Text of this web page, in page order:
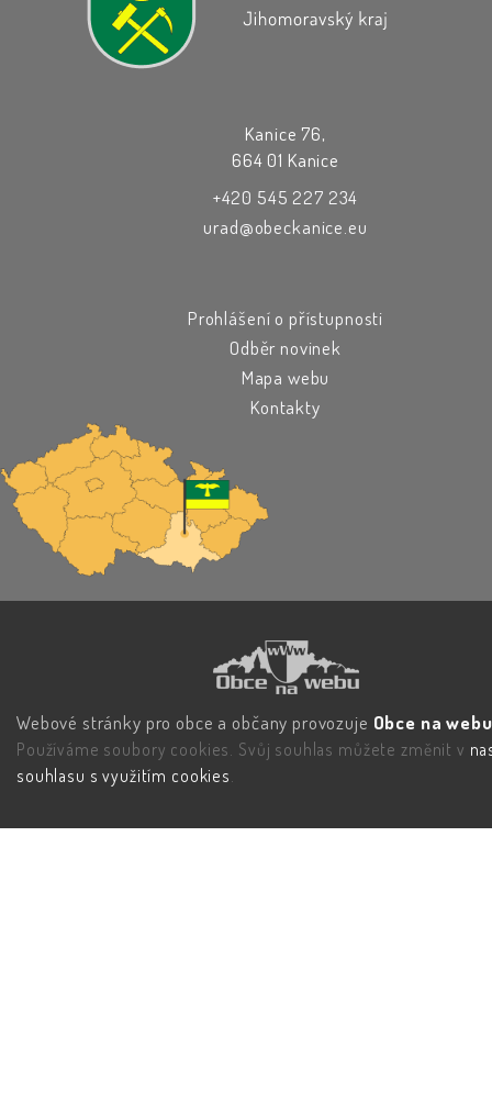
Kanice 76,
664 01 Kanice
+420 545 227 234
urad@obeckanice.eu
Prohlášení o přístupnosti
Odběr novinek
Mapa webu
Kontakty
Webové stránky pro obce a občany provozuje Obce na
Používáme soubory cookies. Svůj souhlas můžete změnit v
souhlasu s využitím cookies